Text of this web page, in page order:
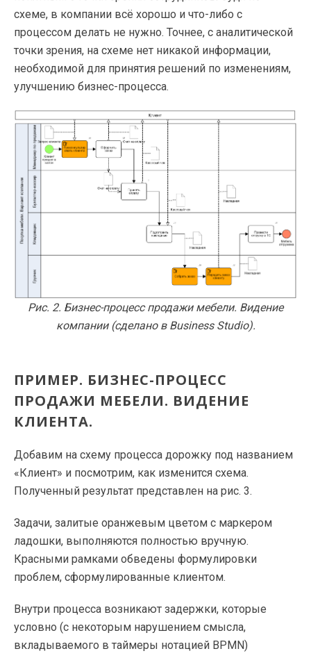
схеме, в компании всё хорошо и что-либо с
процессом делать не нужно. Точнее, с аналитической
точки зрения, на схеме нет никакой информации,
необходимой для принятия решений по изменениям,
улучшению бизнес-процесса.
Рис. 2. Бизнес-процесс продажи мебели. Видение
компании (сделано в Business Studio).
ПРИМЕР. БИЗНЕС-ПРОЦЕСС
ПРОДАЖИ МЕБЕЛИ. ВИДЕНИЕ
КЛИЕНТА.
Добавим на схему процесса дорожку под названием
«Клиент» и посмотрим, как изменится схема.
Полученный результат представлен на рис. 3.
Задачи, залитые оранжевым цветом с маркером
ладошки, выполняются полностью вручную.
Красными рамками обведены формулировки
проблем, сформулированные клиентом.
Внутри процесса возникают задержки, которые
условно (с некоторым нарушением смысла,
вкладываемого в таймеры нотацией BPMN)